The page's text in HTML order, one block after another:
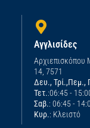
Αγγλισίδες
Αρχιεπισκόπου
14, 7571
Δευ., Τρί.,Πεμ.,
Τετ.:06:45 -
Σαβ.: 06:45 -
Κυρ.: Κλειστό